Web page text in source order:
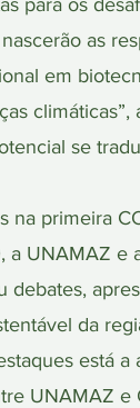
para os
as
em
climáticas”,
se
na primeira
a UNAMAZ e
debates,
da
está a
UNAMAZ e